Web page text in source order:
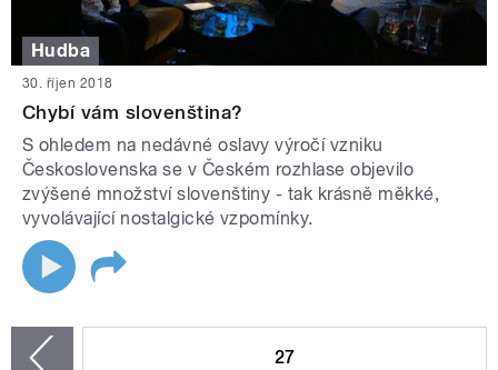
Hudba
30. říjen 2018
Chybí vám slovenština?
S ohledem na nedávné oslavy výročí vzniku
Československa se v Českém rozhlase objevilo
zvýšené množství slovenštiny - tak krásně měkké,
vyvolávající nostalgické vzpomínky.
27